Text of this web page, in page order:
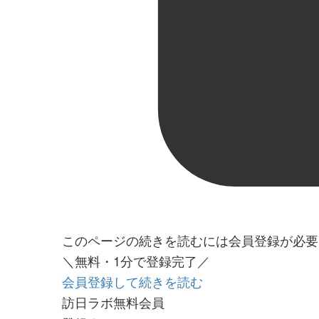
このページの続きを読むには会員登録が必
＼無料・1分で登録完了／
会員登録して続きを読む
訪日ラボ無料会員